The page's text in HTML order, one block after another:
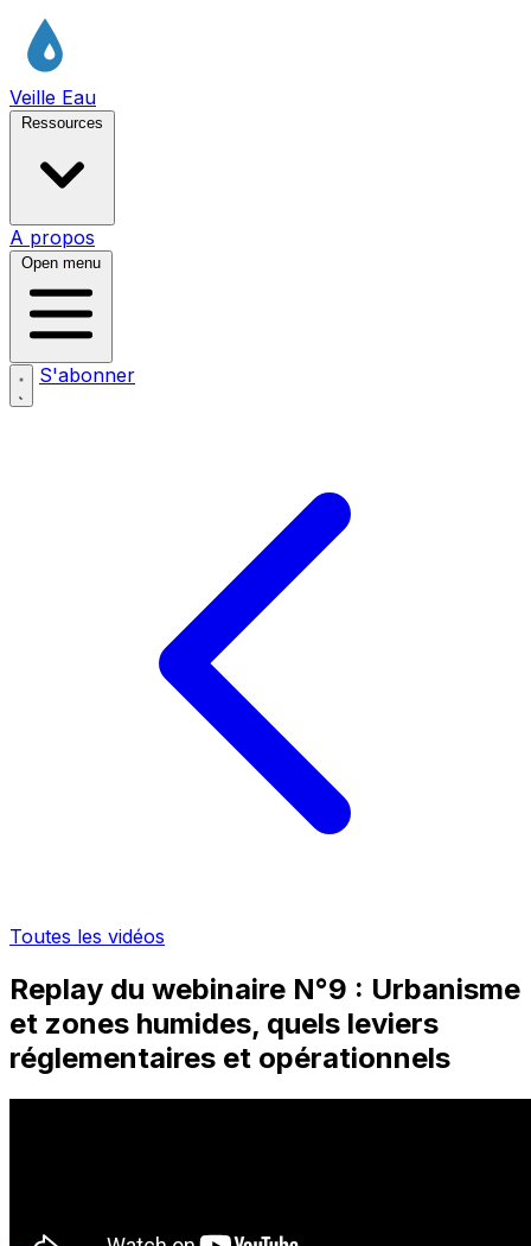
Veille Eau
Ressources
A propos
Open menu
S'abonner
Toutes les vidéos
Replay du webinaire N°9 : Urbanisme
et zones humides, quels leviers
réglementaires et opérationnels